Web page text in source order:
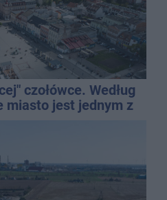
czołówce. Według
miasto jest jednym z